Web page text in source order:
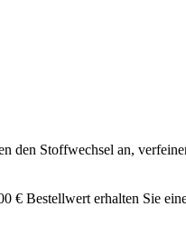
den Stoffwechsel an,
€ Bestellwert erhalten Sie